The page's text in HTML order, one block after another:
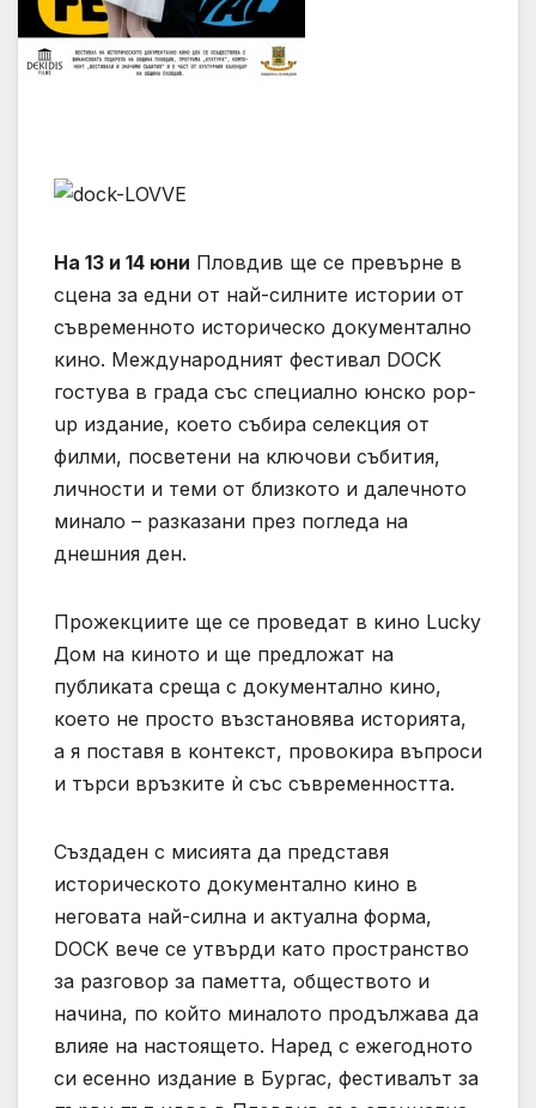
На 13 и 14 юни Пловдив ще се превърне в
сцена за едни от най-силните истории от
съвременното историческо документално
кино. Международният фестивал DOCK
гостува в града със специално юнско pop-
up издание, което събира селекция от
филми, посветени на ключови събития,
личности и теми от близкото и далечното
минало – разказани през погледа на
днешния ден.
Прожекциите ще се проведат в кино Lucky
Дом на киното и ще предложат на
публиката среща с документално кино,
което не просто възстановява историята,
а я поставя в контекст, провокира въпроси
и търси връзките ѝ със съвременността.
Създаден с мисията да представя
историческото документално кино в
неговата най-силна и актуална форма,
DOCK вече се утвърди като пространство
за разговор за паметта, обществото и
начина, по който миналото продължава да
влияе на настоящето. Наред с ежегодното
си есенно издание в Бургас, фестивалът за